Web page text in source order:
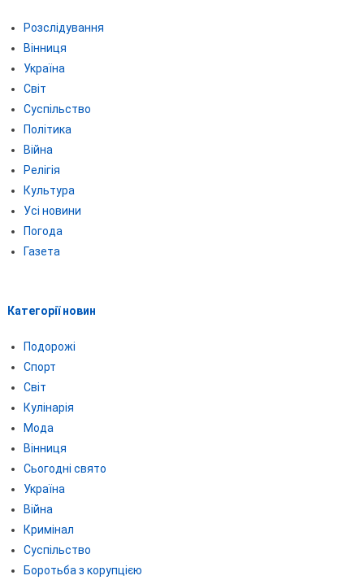
Розслідування
Вінниця
Україна
Світ
Суспільство
Політика
Війна
Релігія
Культура
Усі новини
Погода
Газета
Категорії новин
Подорожі
Спорт
Світ
Кулінарія
Мода
Вінниця
Сьогодні свято
Україна
Війна
Кримінал
Суспільство
Боротьба з корупцією